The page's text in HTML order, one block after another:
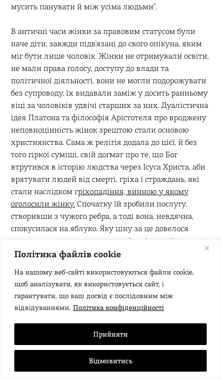
Політика файлів cookie
На нашому веб-сайті використовуються файли cookie,
щоб аналізувати, як використовується сайт, і
гарантувати, що ваш досвід є послідовним між
відвідуваннями. Політика конфіденційності
Відмовитись
Прийняти
мусить панувати й між усіма людьми”.
В античні часи жінки за правовим статусом були
наче діти, завжди підв’язані до свого опікуна, яким
міг бути лише чоловік. Жінки не отримували освіти,
не мали права голосу, доступу до влади та
політичної діяльності, вони не могли подорожувати
без супроводу, їх видавали заміж у досить ранньому
віці за чоловіків удвічі старших за них. Дуалістична
ідея Платона та філософія Арістотеля про вроджену
неповноцінність жінок зрештою стали основою
християнства. Сама ж релігія додала до цієї, й без
того гіркої суміші, свій догмат про те, що Бог
втрутився в історію людства через Ісуса Христа, аби
врятувати людей від смерті, гріха і страждань, які
стали наслідком гріхопадіння, винною у якому
оголосили жінку.Спочатку їй зробили послугу,
створивши з чужого ребра, а тоді вона, невдячна,
спокусилася на яблуко. Яку ціну за це довелося
заплатити людству знають навіть ті, хто ніколи не
стояв поруч з Євангелієм.
“Росія — ето страна контрастов”.
цих землях завше спокійно співіснували
розквітали подвійні стандарти…
В середньовіччі принцип ієрархії та підкорення